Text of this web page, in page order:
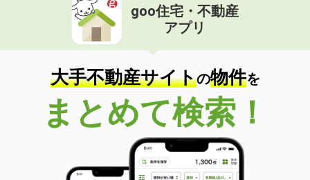
価 格
住 所
鹿児島県霧島市国分中央５丁目
物件種別 貸店舗（建物一部）
使用面積
72.2m²
鹿児島県鹿児島市真砂町
価 格
1万円
鹿児島県鹿児島市真砂町
貸駐車場
使用面積 -
goo住宅・不動産
アプリ
大手不動産サイトの物件を
まとめて検索！